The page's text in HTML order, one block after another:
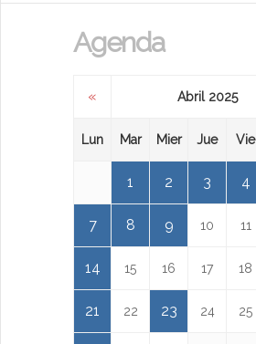
Agenda
« Abril 2025
Lun Mar Mier Jue Vie
1 2 3 4
7 8 9 10 11
14 15 16 17 18
21 22 23 24 25